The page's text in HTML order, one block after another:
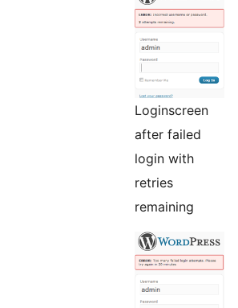
Loginscreen
after failed
login with
retries
remaining